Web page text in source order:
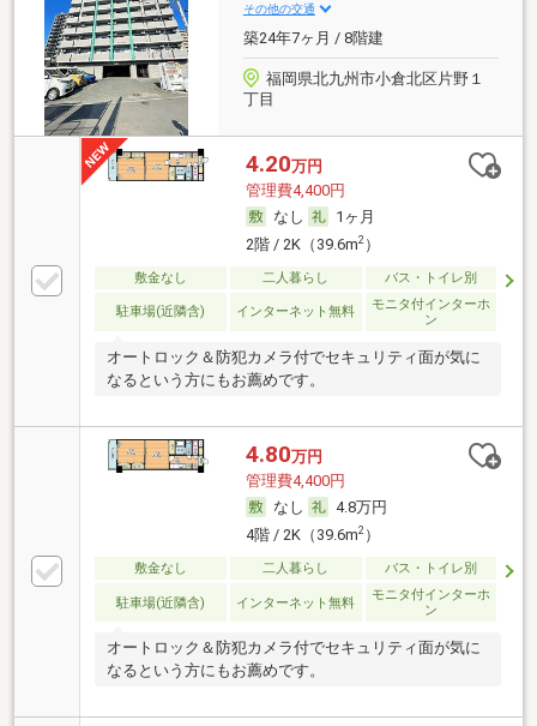
その他の交通
築24年7ヶ月 / 8階建
福岡県北九州市小倉北区片野１
丁目
4.20万円
管理費4,400円
なし
1ヶ月
2階 / 2K（39.6m2）
敷金なし 二人暮らし バス・トイレ別
駐車場(近隣含) インターネット無料
モニタ付インターホ
ン
オートロック＆防犯カメラ付でセキュリティ面が気に
なるという方にもお薦めです。
4.80万円
管理費4,400円
なし
4.8万円
4階 / 2K（39.6m2）
敷金なし 二人暮らし バス・トイレ別
駐車場(近隣含) インターネット無料
モニタ付インターホ
ン
オートロック＆防犯カメラ付でセキュリティ面が気に
なるという方にもお薦めです。